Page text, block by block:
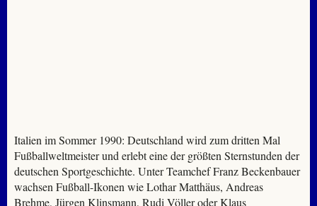
Italien im Sommer 1990: Deutschland wird zum dritten Mal
Fußballweltmeister und erlebt eine der größten Sternstunden der
deutschen Sportgeschichte. Unter Teamchef Franz Beckenbauer
wachsen Fußball-Ikonen wie Lothar Matthäus, Andreas
Brehme, Jürgen Klinsmann, Rudi Völler oder Klaus